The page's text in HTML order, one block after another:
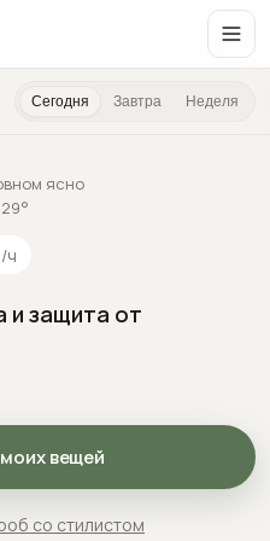
Сегодня Завтра Неделя
ясно
ч
и защита от
вещей
со стилистом